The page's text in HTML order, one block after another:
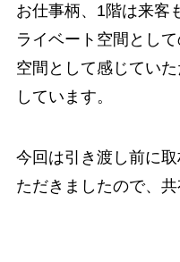
お仕事柄、1階は来客
ライベート空間とし
空間として感じてい
しています。
今回は引き渡し前に
ただきましたので、共